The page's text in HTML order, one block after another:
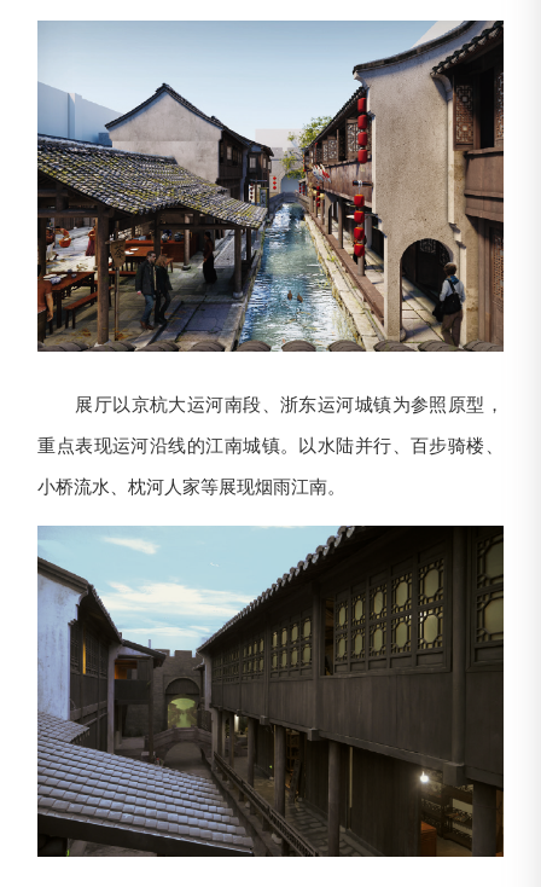
展厅以京杭大运河南段、浙东运河城镇为参照原型，
重点表现运河沿线的江南城镇。以水陆并行、百步骑楼、
小桥流水、枕河人家等展现烟雨江南。